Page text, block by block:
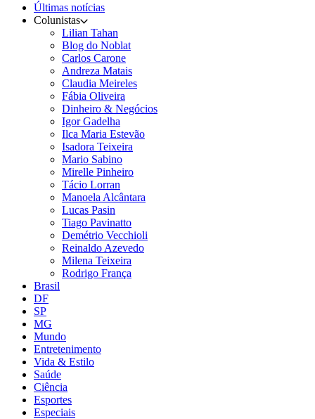
Últimas notícias
Colunistas
Lilian Tahan
Blog do Noblat
Carlos Carone
Andreza Matais
Claudia Meireles
Fábia Oliveira
Dinheiro & Negócios
Igor Gadelha
Ilca Maria Estevão
Isadora Teixeira
Mario Sabino
Mirelle Pinheiro
Tácio Lorran
Manoela Alcântara
Lucas Pasin
Tiago Pavinatto
Demétrio Vecchioli
Reinaldo Azevedo
Milena Teixeira
Rodrigo França
Brasil
DF
SP
MG
Mundo
Entretenimento
Vida & Estilo
Saúde
Ciência
Esportes
Especiais